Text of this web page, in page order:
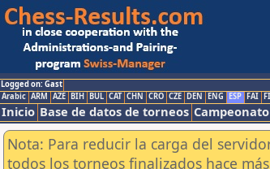
Logged on: Gast
Arabic ARM AZE BIH BUL CAT CHN CRO CZE DEN ENG ESP FAI
Inicio Base de datos de torneos
Nota: Para reducir la carga del
todos los torneos finalizados hace